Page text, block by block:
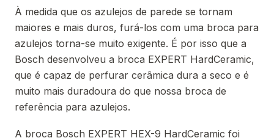
À medida que os azulejos de parede se tornam
maiores e mais duros, furá-los com uma broca para
azulejos torna-se muito exigente. É por isso que a
Bosch desenvolveu a broca EXPERT HardCeramic,
que é capaz de perfurar cerâmica dura a seco e é
muito mais duradoura do que nossa broca de
referência para azulejos.
A broca Bosch EXPERT HEX-9 HardCeramic foi